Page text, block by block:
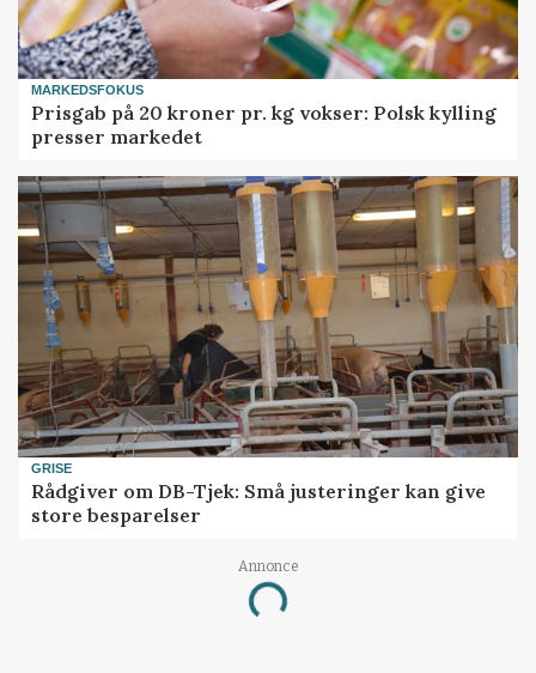
MARKEDSFOKUS
Prisgab på 20 kroner pr. kg vokser: Polsk kylling
presser markedet
GRISE
Rådgiver om DB-Tjek: Små justeringer kan give
store besparelser
Annonce
Loading...